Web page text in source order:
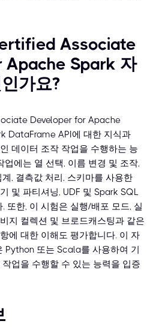
Associate
Spark 자
가요?
Developer for Apache
DataFrame API에 대한 지식과
데이터 조작 작업을 수행하는 능
업에는 열 선택, 이름 변경 및 조작,
, 결측값 처리, 스키마를 사용한
및 파티셔닝, UDF 및 Spark SQL
또한, 이 시험은 실행/배포 모드, 실
지 컬렉션 및 브로드캐스팅과 같은
에 대한 이해도 평가합니다. 이 자
Python 또는 Scala를 사용하여 기
업을 수행할 수 있는 능력을 입증